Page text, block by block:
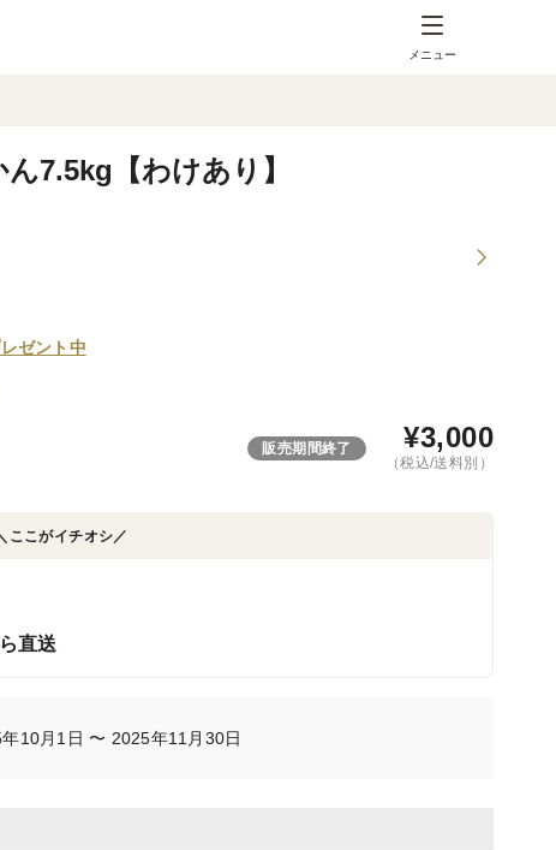
メニュー
7.5kg【わけあり】
ゼント中
販売期間終了 ¥3,000
（税込/送料別）
ここがイチオシ／
直送
10月1日 〜 2025年11月30日